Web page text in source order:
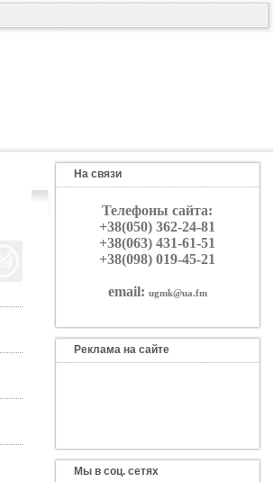
На связи
Телефоны сайта:
+38(050) 362-24-81
+38(063) 431-61-51
+38(098) 019-45-21
email: ugmk@ua.fm
Реклама на сайте
Мы в соц. сетях